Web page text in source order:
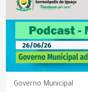
Governo Municipal